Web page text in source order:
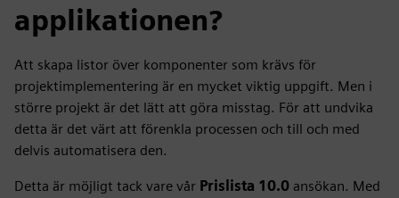
applikationen?
Att skapa listor över komponenter som krävs för
projektimplementering är en mycket viktig uppgift. Men i
större projekt är det lätt att göra misstag. För att undvika
detta är det värt att förenkla processen och till och med
delvis automatisera den.
Detta är möjligt tack vare vår Prislista 10.0 ansökan. Med